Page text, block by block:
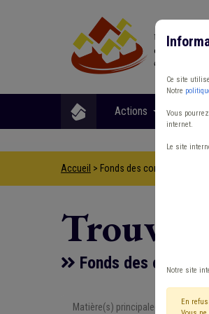
Actions
Accueil > Fonds des communes IPP
Trouver
Fonds des
Matière(s) principale(s)
Ce site
Notre
Vous
internet.
Le site
Notre site
En